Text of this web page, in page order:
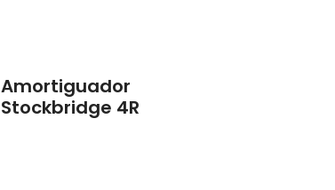
Amortiguador
Stockbridge 4R